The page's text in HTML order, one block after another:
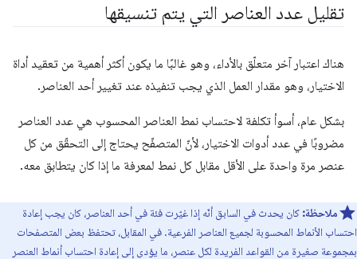
تقليل عدد العناصر التي يتم تنسيقها
هناك اعتبار آخر متعلّق بالأداء، وهو غالبًا ما يكون أكثر أهمية من تعقيد أداة
الاختيار، وهو مقدار العمل الذي يجب تنفيذه عند تغيير أحد العناصر.
بشكل عام، أسوأ تكلفة لاحتساب نمط العناصر المحسوب هي عدد العناصر
مضروبًا في عدد أدوات الاختيار، لأنّ المتصفّح يحتاج إلى التحقّق من كل
عنصر مرة واحدة على الأقل مقابل كل نمط لمعرفة ما إذا كان يتطابق معه.
ملاحظة: كان يحدث في السابق أنّه إذا غيّرت فئة في أحد العناصر، كان يجب إعادة
احتساب الأنماط المحسوبة لجميع العناصر الفرعية. في المقابل، تحتفظ بعض المتصفحات
بمجموعة صغيرة من القواعد الفريدة لكل عنصر، ما يؤدي إلى إعادة احتساب أنماط العنصر